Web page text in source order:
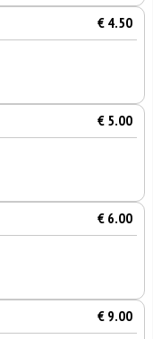
€ 4.50
€ 5.00
€ 6.00
€ 9.00